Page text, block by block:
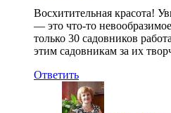
Восхитительная красота!
— это что-то
только 30 садовников
этим садовникам за их
Ответить